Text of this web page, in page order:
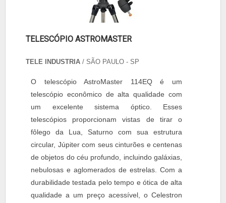
TELESCÓPIO ASTROMASTER
TELE INDUSTRIA / SÃO PAULO - SP
O telescópio AstroMaster 114EQ é um
telescópio econômico de alta qualidade com
um excelente sistema óptico. Esses
telescópios proporcionam vistas de tirar o
fôlego da Lua, Saturno com sua estrutura
circular, Júpiter com seus cinturões e centenas
de objetos do céu profundo, incluindo galáxias,
nebulosas e aglomerados de estrelas. Com a
durabilidade testada pelo tempo e ótica de alta
qualidade a um preço acessível, o Celestron